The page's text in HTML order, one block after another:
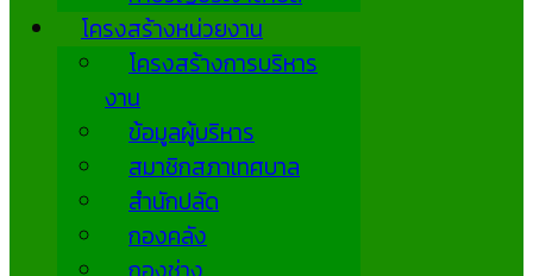
โครงสร้างหน่วยงาน
โครงสร้างการบริหาร
งาน
ข้อมูลผู้บริหาร
สมาชิกสภาเทศบาล
สำนักปลัด
กองคลัง